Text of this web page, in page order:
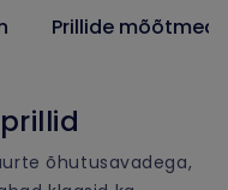
Prillide mõõtmed
õhutusavadega,